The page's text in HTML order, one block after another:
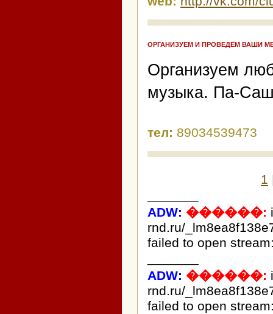
ОРГАНИЗУЕМ И ПРОВЕДЁМ ВАШИ
Организуем
музыка. Па-
тел: 89034539473
1
ADW: ������:
rnd.ru/
failed to open
ADW: ������:
rnd.ru/
failed to open